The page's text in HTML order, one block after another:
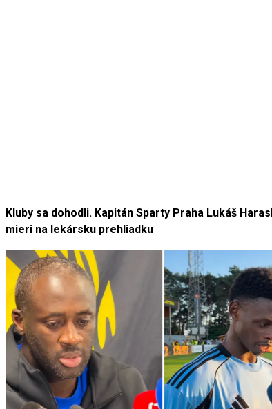
Kluby sa dohodli. Kapitán Sparty Praha Lukáš
mieri na lekársku prehliadku